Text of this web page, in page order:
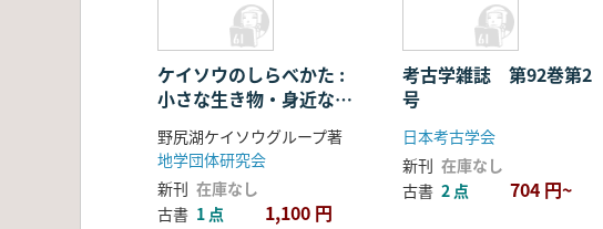
ケイソウのしらべかた :
小さな生き物・身近なは
たらき
野尻湖ケイソウグループ著
地学団体研究会
新刊 在庫なし
古書 1 点 1,100 円
考古学雑誌 第92巻第2
号
日本考古学会
新刊 在庫なし
古書 2 点 704 円~